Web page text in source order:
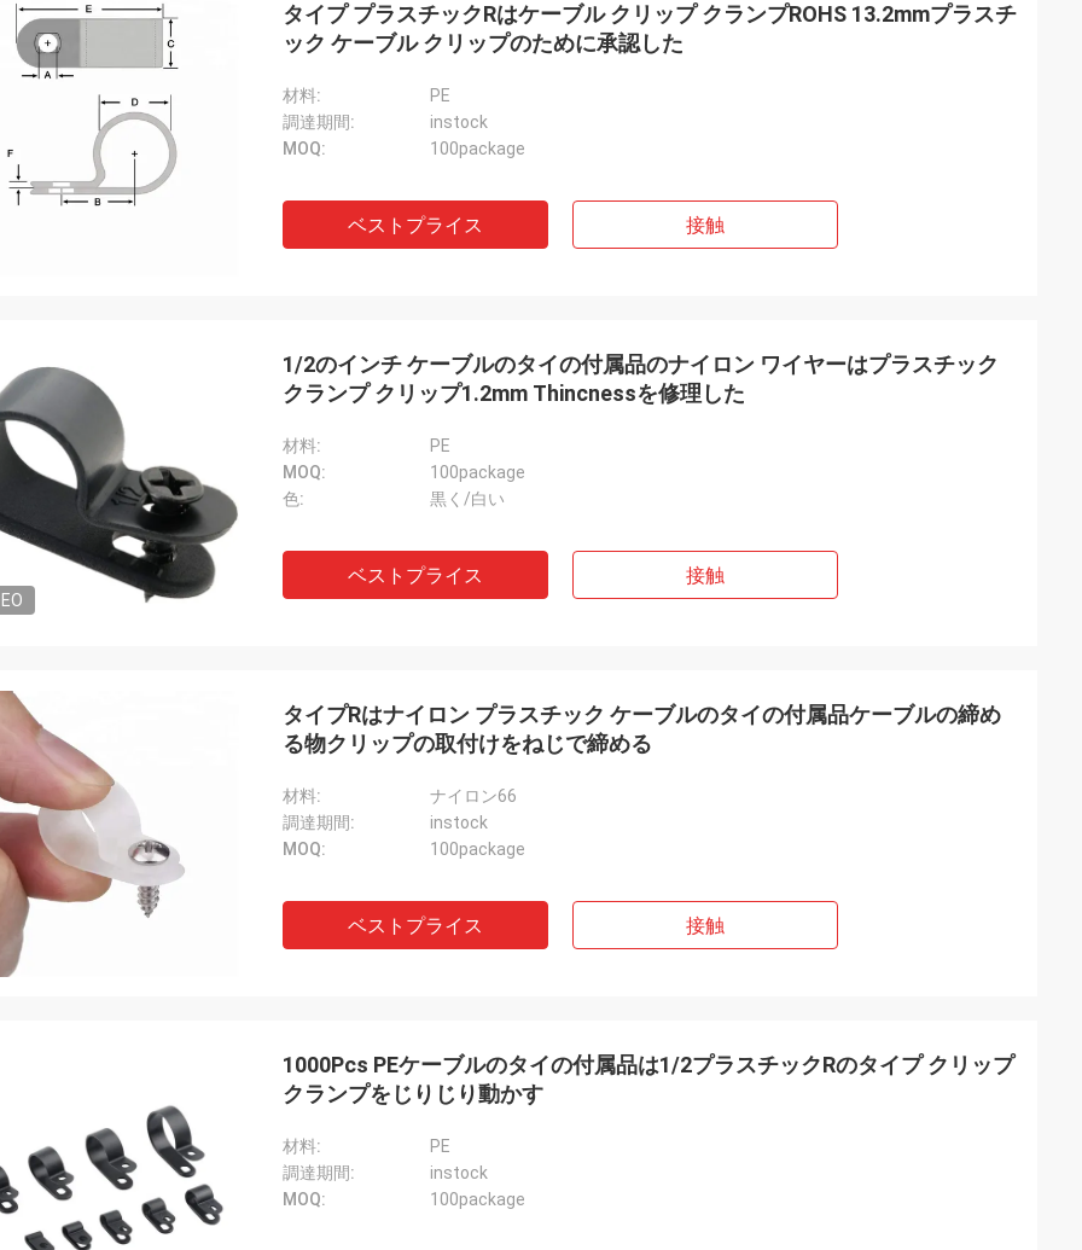
タイプ プラスチックRはケーブル クリップ クランプROHS 13.2mmプラスチ
ック ケーブル クリップのために承認した
材料:
PE
調達期間:
instock
MOQ:
100package
ベストプライス 接触
1/2のインチ ケーブルのタイの付属品のナイロン ワイヤーはプラスチック
クランプ クリップ1.2mm Thincnessを修理した
材料:
PE
MOQ:
100package
色:
黒く/白い
ベストプライス 接触
タイプRはナイロン プラスチック ケーブルのタイの付属品ケーブルの締め
る物クリップの取付けをねじで締める
材料:
ナイロン66
調達期間:
instock
MOQ:
100package
ベストプライス 接触
1000Pcs PEケーブルのタイの付属品は1/2プラスチックRのタイプ クリップ
クランプをじりじり動かす
材料:
PE
調達期間:
instock
MOQ:
100package